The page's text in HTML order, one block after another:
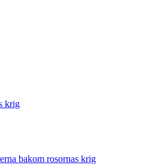
krig
bakom rosornas krig